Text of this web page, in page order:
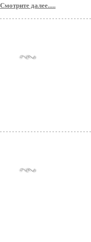
Смотрите далее.....